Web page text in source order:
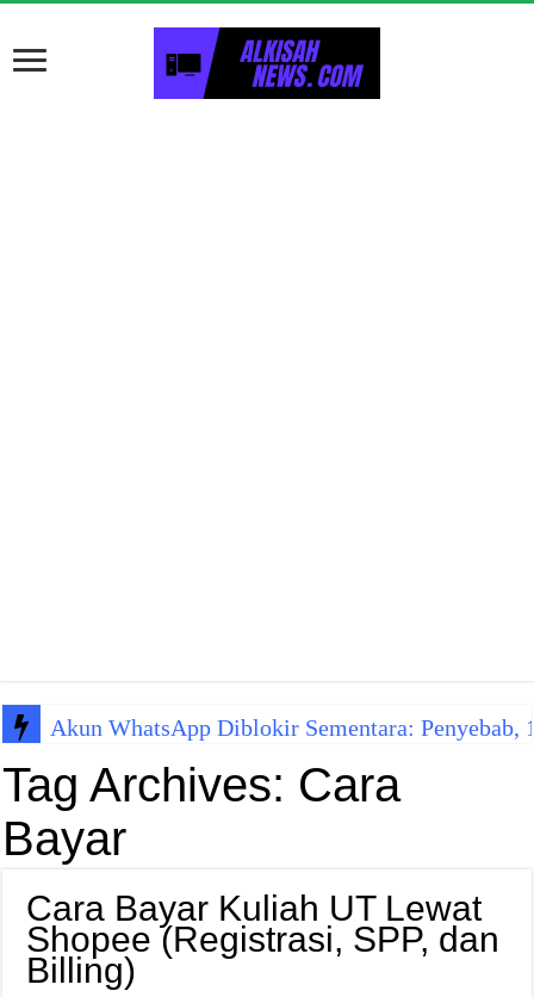
Akun WhatsApp Diblokir Sementara:
Tag Archives: Cara
Bayar
Cara Bayar Kuliah UT Lewat
Shopee (Registrasi, SPP, dan
Billing)